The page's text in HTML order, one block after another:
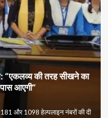
“एकलव्य की तरह सीखने का
आएगी”
181 और 1098 हेल्पलाइन नंबरों की दी